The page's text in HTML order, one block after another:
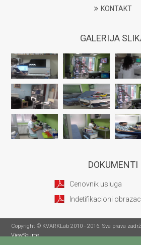
KONTAKT
GALERIJA
DOKUMENTI
Cenovnik usluga
Indetifikacioni obrazac
Copyright © KVARKLab 2010 - 2016. Sva prava
ViewSource